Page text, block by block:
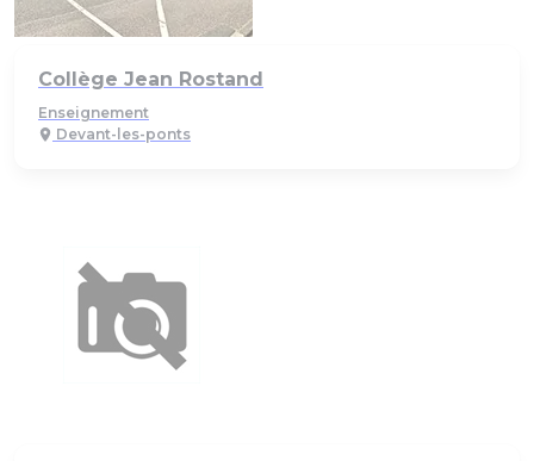
Collège Jean Rostand
Enseignement
Devant-les-ponts